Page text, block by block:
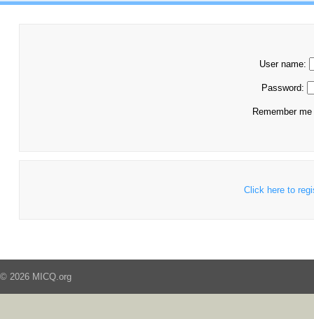
User name:
Password:
Remember
Click here to
© 2026 MICQ.org